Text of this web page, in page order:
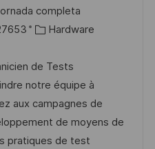
completa
C
t
e
g
o
r
Hardware
de Tests
notre équipe à
aux campagnes de
de moyens de
pratiques de test